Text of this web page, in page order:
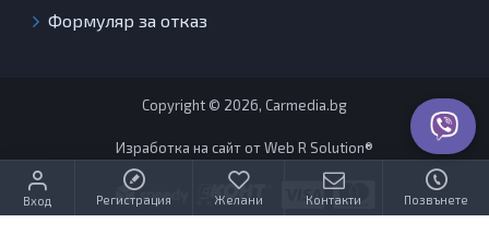
Формуляр за отказ
Copyright © 2026, Carmedia.bg
Изработка на сайт от Web R Solution®
Вход Регистрация Желани Контакти Позвънете